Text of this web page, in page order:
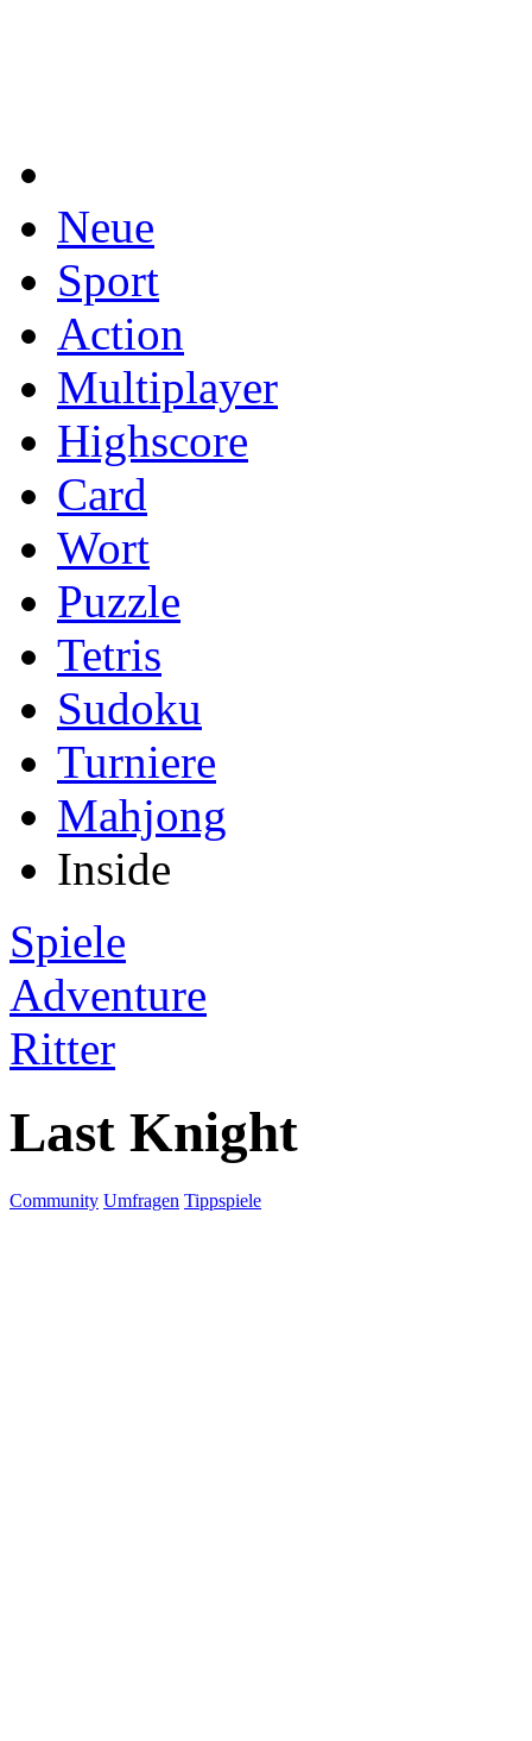
Neue
Sport
Action
Multiplayer
Highscore
Card
Wort
Puzzle
Tetris
Sudoku
Turniere
Mahjong
Inside
Spiele
Adventure
Ritter
Last Knight
Community Umfragen Tippspiele